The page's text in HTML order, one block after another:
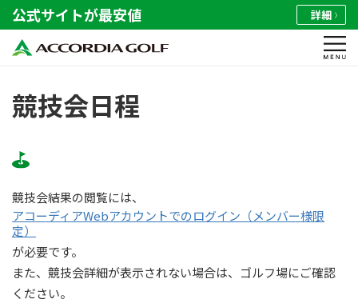
公式サイトが最安値 詳細
競技会日程
競技会結果の閲覧には、
アコーディアWebアカウントでのログイン（メンバー様限
定）
が必要です。
また、競技会詳細が表示されない場合は、ゴルフ場にご確認
ください。